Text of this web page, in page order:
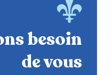
besoin
de vous